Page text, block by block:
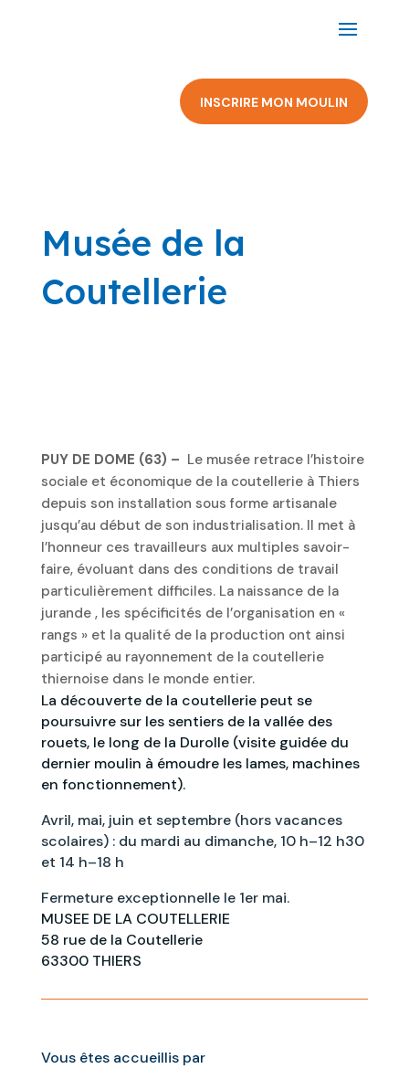
INSCRIRE MON MOULIN
Musée de la
Coutellerie
PUY DE DOME (63) – Le musée retrace l’histoire
sociale et économique de la coutellerie à Thiers
depuis son installation sous forme artisanale
jusqu’au début de son industrialisation. Il met à
l’honneur ces travailleurs aux multiples savoir-
faire, évoluant dans des conditions de travail
particulièrement difficiles. La naissance de la
jurande , les spécificités de l’organisation en «
rangs » et la qualité de la production ont ainsi
participé au rayonnement de la coutellerie
thiernoise dans le monde entier.
La découverte de la coutellerie peut se
poursuivre sur les sentiers de la vallée des
rouets, le long de la Durolle (visite guidée du
dernier moulin à émoudre les lames, machines
en fonctionnement).
Avril, mai, juin et septembre (hors vacances
scolaires) : du mardi au dimanche, 10 h–12 h30
et 14 h–18 h
Fermeture exceptionnelle le 1er mai.
MUSEE DE LA COUTELLERIE
58 rue de la Coutellerie
63300 THIERS
Vous êtes accueillis par